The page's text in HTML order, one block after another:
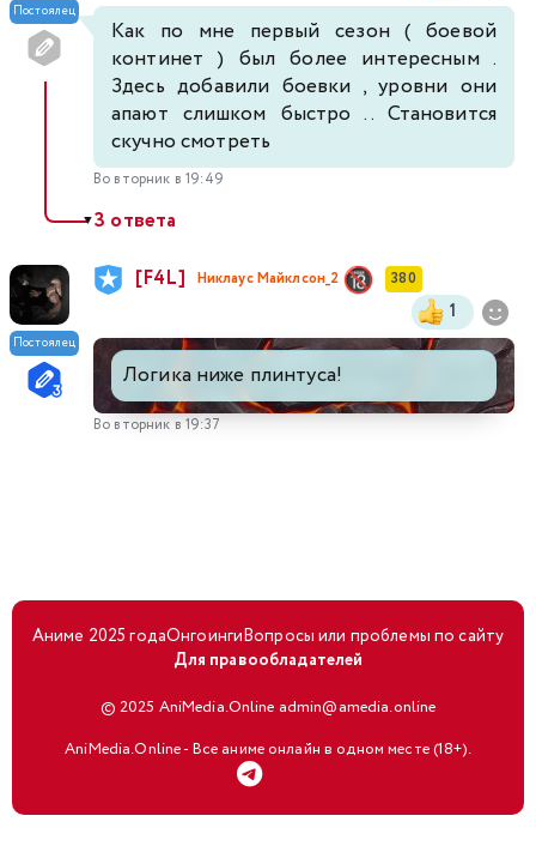
Постоялец
Как по мне первый сезон ( боевой
континет ) был более интересным .
Здесь добавили боевки , уровни они
апают слишком быстро .. Становится
скучно смотреть
Во вторник в 19:49
▼3 ответа
Постоялец
[F4L] Никлаус Майклсон_2 380
1
Логика ниже плинтуса!
Во вторник в 19:37
Аниме 2025 годаОнгоингиВопросы или проблемы по сайту
Для правообладателей
© 2025 AniMedia.Online admin@amedia.online
AniMedia.Online - Все аниме онлайн в одном месте (18+).